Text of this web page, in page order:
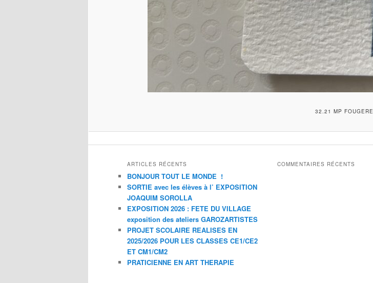
32.21 MP FOUGERE
ARTICLES RÉCENTS
BONJOUR TOUT LE MONDE !
SORTIE avec les élèves à l’ EXPOSITION
JOAQUIM SOROLLA
EXPOSITION 2026 : FETE DU VILLAGE
exposition des ateliers GAROZARTISTES
PROJET SCOLAIRE REALISES EN
2025/2026 POUR LES CLASSES CE1/CE2
ET CM1/CM2
PRATICIENNE EN ART THERAPIE
COMMENTAIRES RÉCENTS